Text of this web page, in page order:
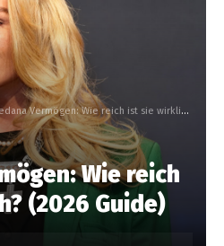
Vermögen: Wie reich ist sie wirklich? (2026 Guide)
Wie reich
(2026 Guide)